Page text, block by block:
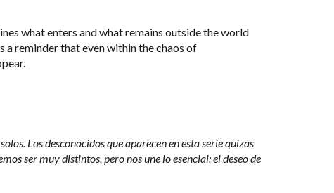
what enters and what remains outside the world
a reminder that even within the chaos of
Los desconocidos que aparecen en esta serie quizás
ser muy distintos, pero nos une lo esencial: el deseo de